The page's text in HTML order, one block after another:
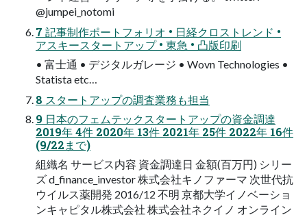
@jumpei_notomi
7 記事制作ポートフォリオ • 日経クロストレンド •
アスキースタートアップ • 東急 • 凸版印刷
• 富士通 • デジタルガレージ • Wovn Technologies •
Statista etc…
8 スタートアップの調査業務も担当
9 日本のフェムテックスタートアップの資金調達
2019年 4件 2020年 13件 2021年 25件 2022年 16件
(9/22まで)
組織名 サービス内容 資金調達日 金額(百万円) シリー
ズ d_finance_investor 株式会社キノファーマ 次世代抗
ウイルス薬開発 2016/12 不明 京都大学イノベーショ
ンキャピタル株式会社 株式会社ネクイノ オンライン